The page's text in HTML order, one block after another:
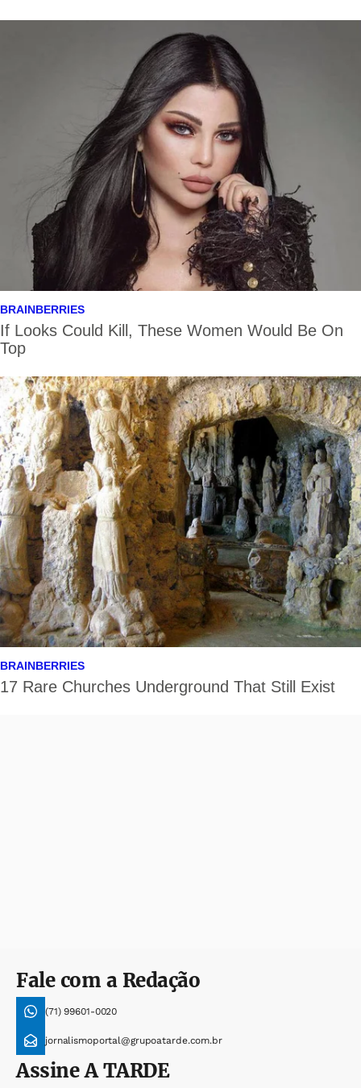
Fale com a Redação
(71) 99601-0020
jornalismoportal@grupoatarde.com.br
AssineA TARDE